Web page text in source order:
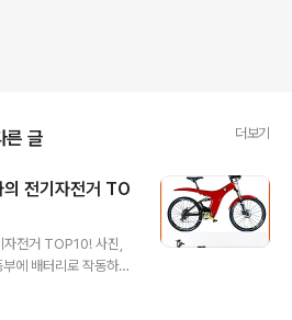
콜라보 문의는
신속하게 답변 드리겠습니
른 글 더보기
전기자전거 TO
자전거 TOP10! 사진,
에 배터리로 작동하는
이브리드 자전거라고